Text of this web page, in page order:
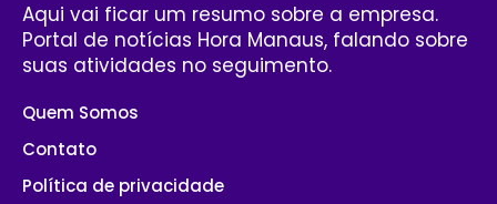
Aqui vai ficar um resumo sobre a empresa.
Portal de notícias Hora Manaus, falando sobre
suas atividades no seguimento.
Quem Somos
Contato
Política de privacidade